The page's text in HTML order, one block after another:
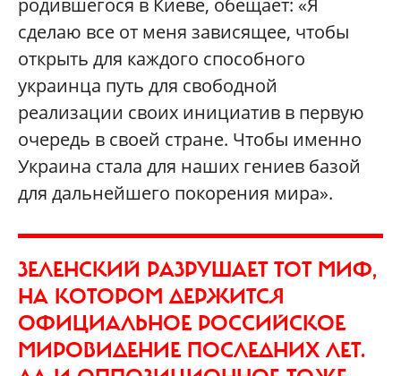
родившегося в Киеве, обещает: «Я
сделаю все от меня зависящее, чтобы
открыть для каждого способного
украинца путь для свободной
реализации своих инициатив в первую
очередь в своей стране. Чтобы именно
Украина стала для наших гениев базой
для дальнейшего покорения мира».
ЗЕЛЕНСКИЙ РАЗРУШАЕТ ТОТ МИФ,
НА КОТОРОМ ДЕРЖИТСЯ
ОФИЦИАЛЬНОЕ РОССИЙСКОЕ
МИРОВИДЕНИЕ ПОСЛЕДНИХ ЛЕТ.